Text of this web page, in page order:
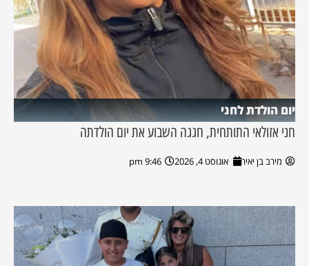
יום הולדת לחני
חני אזולאי התותחית, חגגה השבוע את יום הולדתה
מירב בן יאיר אוגוסט 4, 2026 9:46 pm